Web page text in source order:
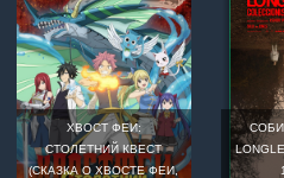
ХВОСТ ФЕИ:
СТОЛЕТНИЙ КВЕСТ
(СКАЗКА О ХВОСТЕ ФЕИ,